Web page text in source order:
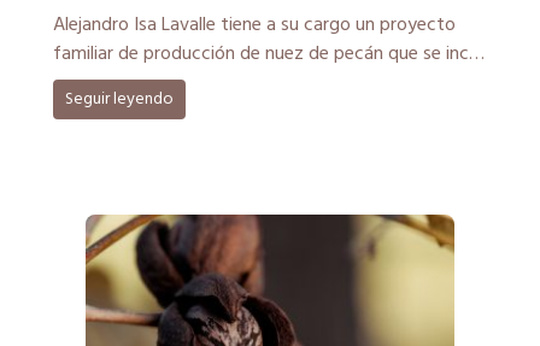
Alejandro Isa Lavalle tiene a su cargo un proyecto
familiar de producción de nuez de pecán que se inció
en […]
Seguir leyendo